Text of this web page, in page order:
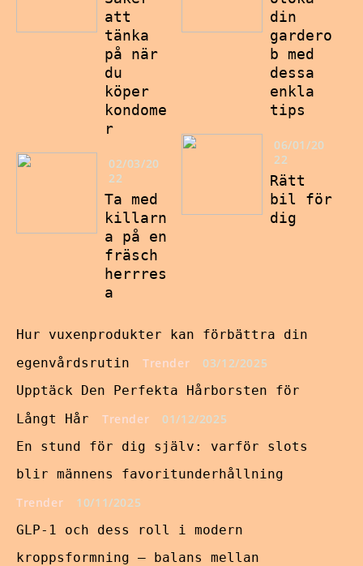
att
tänka
på när
du
köper
kondome
r
02/03/20
22
Ta med
killarn
a på en
fräsch
herrres
a
din
gardero
b med
dessa
enkla
tips
06/01/20
22
Rätt
bil för
dig
Hur vuxenprodukter kan förbättra din
egenvårdsrutin
Trender
03/12/2025
Upptäck Den Perfekta Hårborsten för
Långt Hår
Trender
01/12/2025
En stund för dig själv: varför slots
blir männens favoritunderhållning
Trender
10/11/2025
GLP-1 och dess roll i modern
kroppsformning – balans mellan